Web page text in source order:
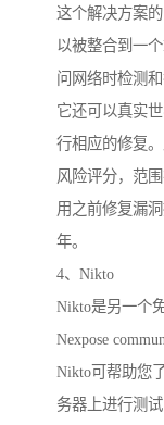
这个解决方案
以被整合到一
问网络时检测和
它还可以真实
行相应的修复
风险评分，范
用之前修复漏
年。
4、Nikto
Nikto是另一个
Nexpose
Nikto可帮助您
务器上进行测